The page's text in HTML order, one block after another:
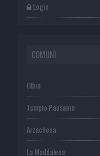
Login
COMUNI
Olbia
Tempio Pausania
Arzachena
La Maddalena